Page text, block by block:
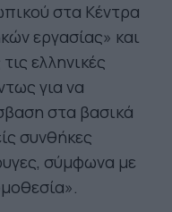
στα Κέντρα
εργασίας» και
ελληνικές
για να
στα βασικά
συνθήκες
σύμφωνα με